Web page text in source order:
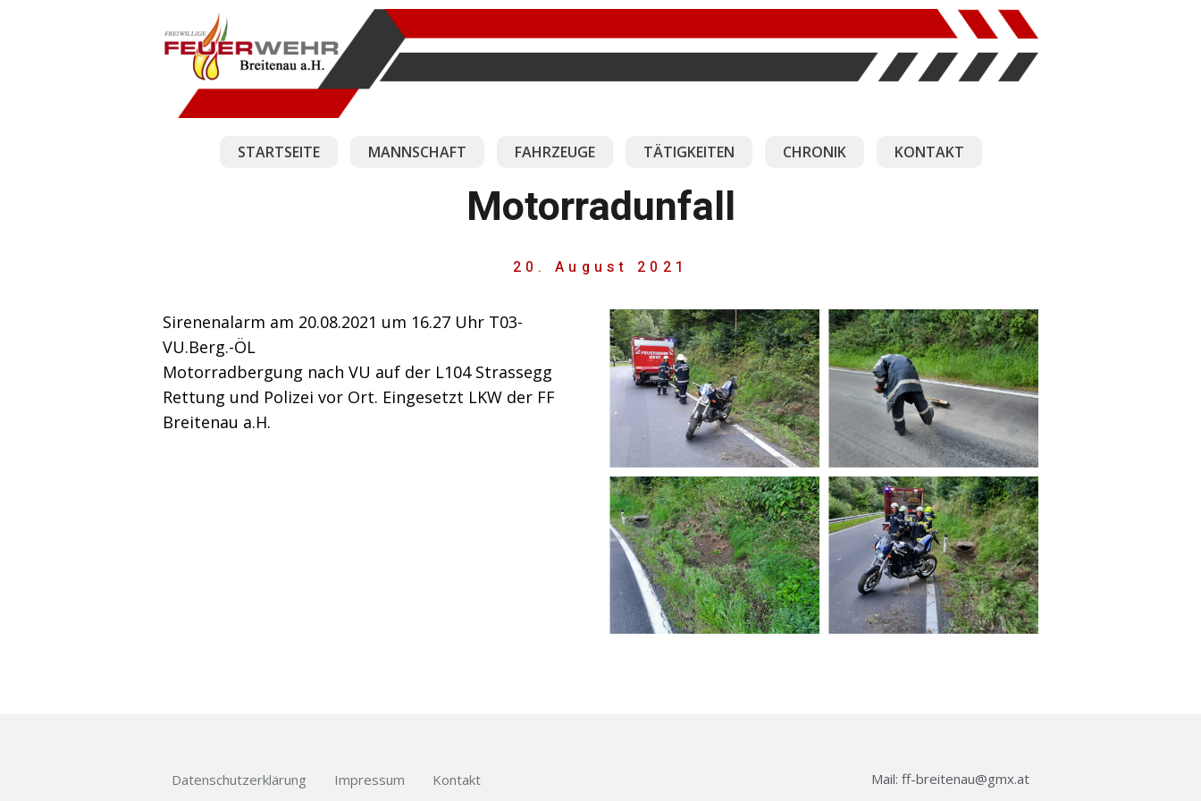
STARTSEITE MANNSCHAFT FAHRZEUGE TÄTIGKEITEN CHRONIK KONTAKT
Motorradunfall
20. August 2021
Sirenenalarm am 20.08.2021 um 16.27 Uhr T03-
VU.Berg.-ÖL
Motorradbergung nach VU auf der L104 Strassegg
Rettung und Polizei vor Ort. Eingesetzt LKW der FF
Breitenau a.H.
Datenschutzerklärung Impressum Kontakt Mail: ff-breitenau@gmx.at